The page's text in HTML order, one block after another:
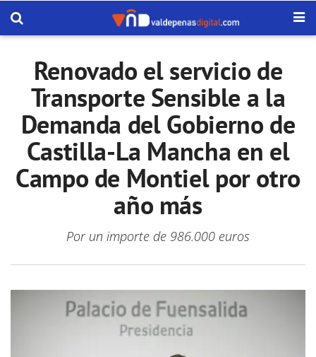
Renovado el servicio de
Transporte Sensible a la
Demanda del Gobierno de
Castilla-La Mancha en el
Campo de Montiel por otro
año más
Por un importe de 986.000 euros